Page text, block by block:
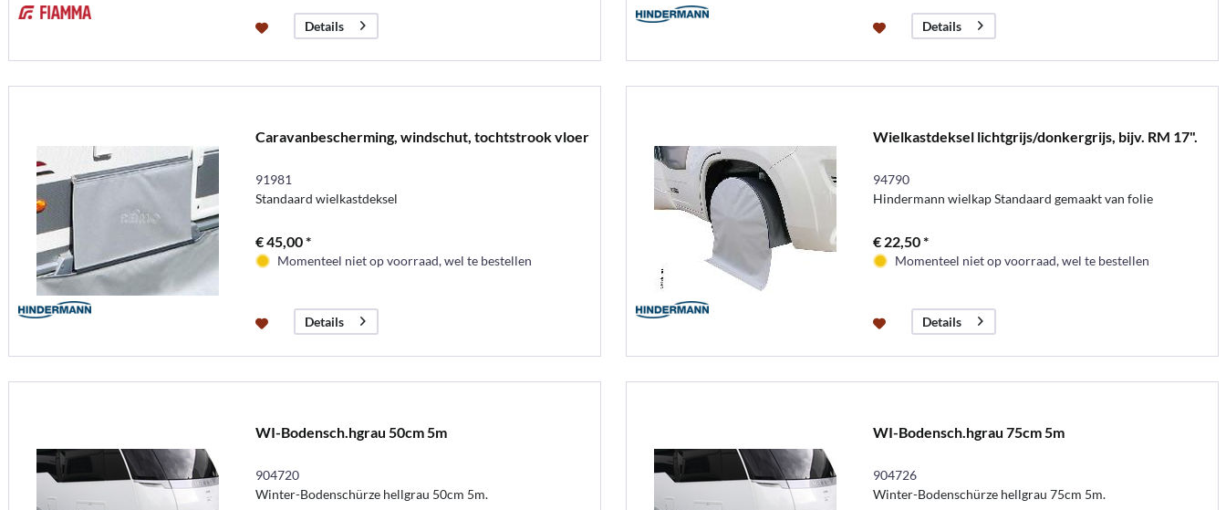
Details Details
Caravanbescherming, windschut, tochtstrook vloer
91981
Standaard wielkastdeksel
€ 45,00 *
Momenteel niet op voorraad, wel te bestellen
Details
Wielkastdeksel lichtgrijs/donkergrijs, bijv. RM 17".
94790
Hindermann wielkap Standaard gemaakt van folie
€ 22,50 *
Momenteel niet op voorraad, wel te bestellen
Details
WI-Bodensch.hgrau 50cm 5m
904720
Winter-Bodenschürze hellgrau 50cm 5m.
WI-Bodensch.hgrau 75cm 5m
904726
Winter-Bodenschürze hellgrau 75cm 5m.